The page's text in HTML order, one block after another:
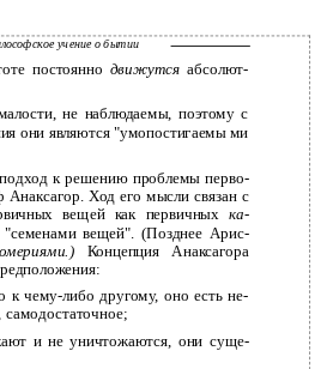
учение о бытии
постоянно движутсяабсолют­
не наблюдаемы, поэтому с
они являются "умопостигаемы­ ми
к решению проблемы перво­
Анаксагор. Ход его мысли связан с
вещей как первичныхка­
"семенами вещей". (Позднее Арис­
Концепция Анаксагора
кчему-либо другому, оно есть не­
самодостаточное;
и не уничтожаются, они суще­